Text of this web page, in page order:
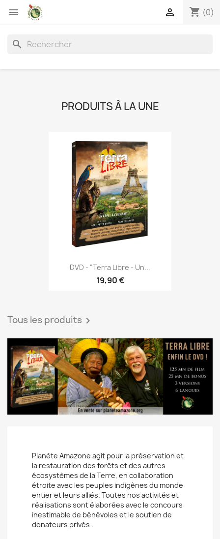
 shopping_cart (0)

search
PRODUITS À LA UNE
DVD - "Terra Libre - Un...
19,90 €
Tous les produits 
Planète Amazone agit pour la préservation et
la restauration des forêts et des autres
écosystèmes de la Terre, en collaboration
étroite avec les peuples indigènes du monde
entier et leurs alliés. Toutes nos activités et
réalisations sont élaborées avec le concours
inestimable de bénévoles et le soutien de
donateurs privés .